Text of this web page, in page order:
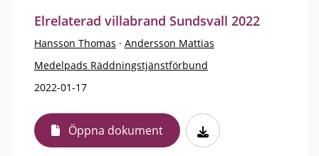
Elrelaterad villabrand Sundsvall 2022
Hansson Thomas · Andersson Mattias
Medelpads Räddningstjänstförbund
2022-01-17
Öppna dokument